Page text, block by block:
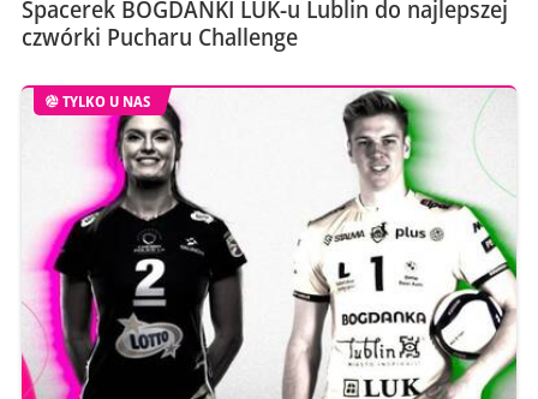
Spacerek BOGDANKI LUK-u Lublin do najlepszej
czwórki Pucharu Challenge
TYLKO U NAS